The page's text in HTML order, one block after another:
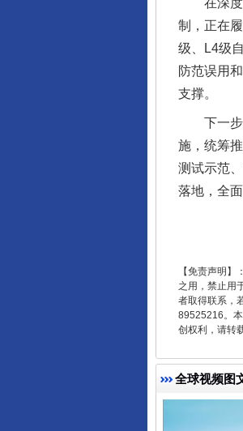
在深度参
制，正在
级、L4级
防范误用
支撑。
下一步，
施，统筹
测试示范
落地，全
【免责声明
之用，禁止用
者取得联系，
89525216。
创权利，请转
全球视频图
完善
东山县通